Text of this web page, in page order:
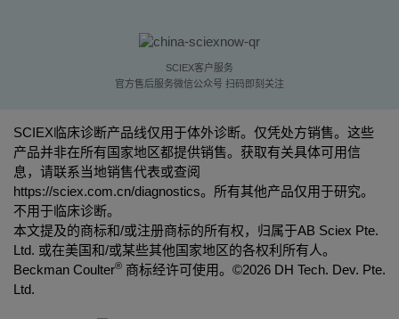
SCIEX客户服务
官方售后服务微信公众号 扫码即刻关注
SCIEX临床诊断产品线仅用于体外诊断。仅凭处方销售。这些
产品并非在所有国家地区都提供销售。获取有关具体可用信
息，请联系当地销售代表或查阅
https://sciex.com.cn/diagnostics。所有其他产品仅用于研究。
不用于临床诊断。
本文提及的商标和/或注册商标的所有权，归属于AB Sciex Pte.
Ltd. 或在美国和/或某些其他国家地区的各权利所有人。
Beckman Coulter® 商标经许可使用。©2026 DH Tech. Dev. Pte.
Ltd.